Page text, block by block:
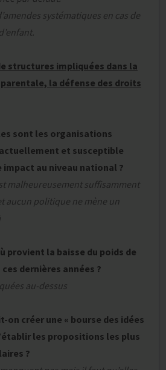
systématiques en cas de
structures impliquées dans la
la défense des droits
sont les organisations
et susceptible
impact au niveau national ?
malheureusement suffisamment
aucun politique ne mène un
provient la baisse du poids de
dernières années ?
au-dessus
on créer une « bourse des idées
les propositions les plus
?